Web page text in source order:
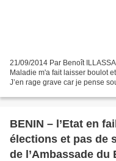
21/09/2014 Par Benoît
Maladie m'a fait laisser boulot
J’en rage grave car je pense
BENIN – l’Etat en
élections et pas de
de l’Ambassade